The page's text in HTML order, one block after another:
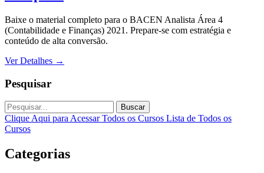
Baixe o material completo para o BACEN Analista Área 4
(Contabilidade e Finanças) 2021. Prepare-se com estratégia e
conteúdo de alta conversão.
Ver Detalhes →
Pesquisar
Buscar
Clique Aqui para Acessar Todos os Cursos Lista de Todos os
Cursos
Categorias